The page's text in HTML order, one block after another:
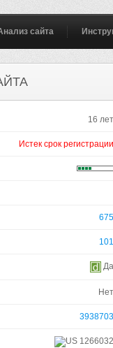
сайта
16 лет
Истек срок регистрации
675
101
Да
Нет
3938703
1266032